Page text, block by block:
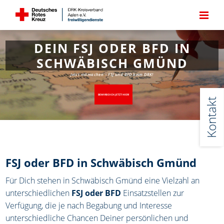
DEIN FSJ ODER BFD IN
SCHWÄBISCH GMÜND
Jetzt mitmachen – FSJ und BFD beim DRK!
BEWIRB DICH JETZT HIER!
FSJ oder BFD in Schwäbisch Gmünd
Für Dich stehen in Schwäbisch Gmünd eine Vielzahl an
unterschiedlichen FSJ oder BFD Einsatzstellen zur
Verfügung, die je nach Begabung und Interesse
unterschiedliche Chancen Deiner persönlichen und
Kontakt